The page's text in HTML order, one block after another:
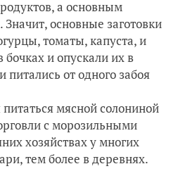
а основным
основные заготовки
томаты, капуста, и
и опускали их в
питались от одного забоя
питаться мясной солониной
с морозильными
хозяйствах у многих
тем более в деревнях.